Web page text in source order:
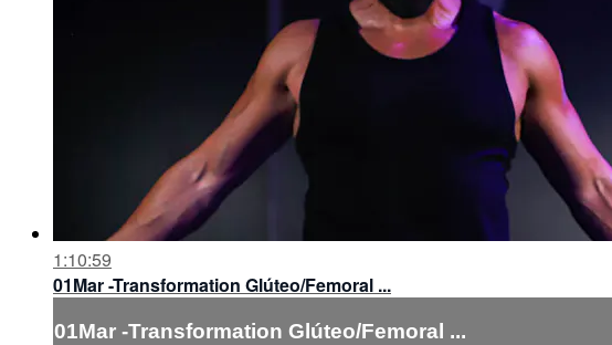
1:10:59
01Mar -Transformation Glúteo/Femoral ...
01Mar -Transformation Glúteo/Femoral ...